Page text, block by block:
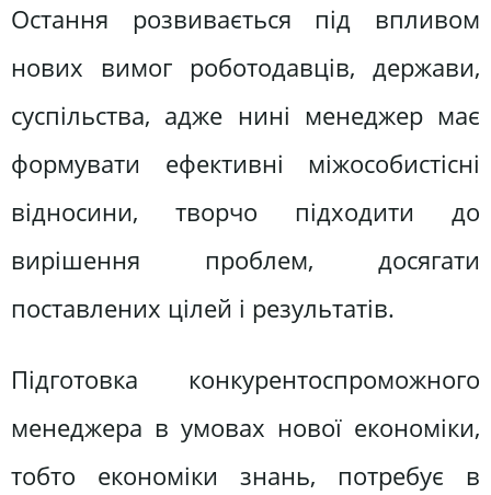
Остання розвивається під впливом
нових вимог роботодавців, держави,
суспільства, адже нині менеджер має
формувати ефективні міжособистісні
відносини, творчо підходити до
вирішення проблем, досягати
поставлених цілей і результатів.
Підготовка конкурентоспроможного
менеджера в умовах нової економіки,
тобто економіки знань, потребує в